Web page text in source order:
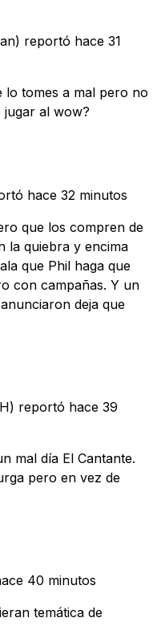
reportó hace 31
lo tomes a mal pero no
jugar al wow?
hace 32 minutos
que los compren de
la quiebra y encima
que Phil haga que
con campañas. Y un
deja que
reportó hace 39
mal día El Cantante.
pero en vez de
40 minutos
temática de